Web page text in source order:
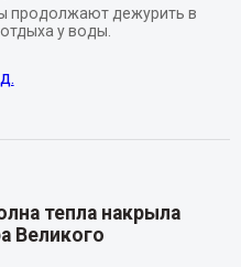
продолжают дежурить в
у воды.
тепла накрыла
Великого